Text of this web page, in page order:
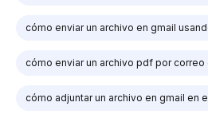
cómo enviar un archivo en gmail
cómo enviar un archivo pdf por
cómo adjuntar un archivo en gmail en